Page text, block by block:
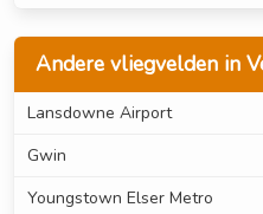
Andere vliegvelden in
Lansdowne Airport
Gwin
Youngstown Elser Metro